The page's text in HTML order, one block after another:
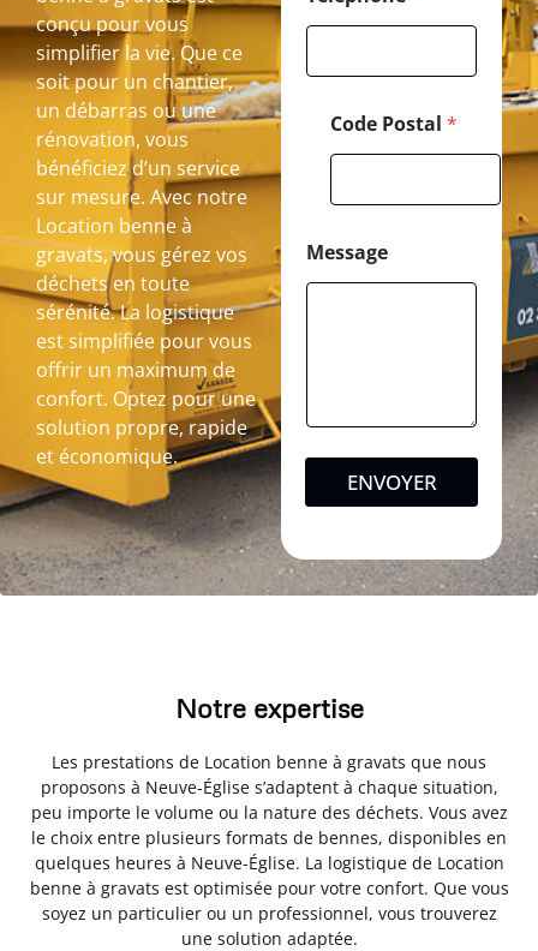
conçu pour vous
simplifier la vie. Que ce
soit pour un chantier,
un débarras ou une
rénovation, vous
bénéficiez d’un service
sur mesure. Avec notre
Location benne à
gravats, vous gérez vos
déchets en toute
sérénité. La logistique
est simplifiée pour vous
offrir un maximum de
confort. Optez pour une
solution propre, rapide
et économique.
Code Postal *
Message
ENVOYER
Notre expertise
Les prestations de Location benne à gravats que nous
proposons à Neuve-Église s’adaptent à chaque situation,
peu importe le volume ou la nature des déchets. Vous avez
le choix entre plusieurs formats de bennes, disponibles en
quelques heures à Neuve-Église. La logistique de Location
benne à gravats est optimisée pour votre confort. Que vous
soyez un particulier ou un professionnel, vous trouverez
une solution adaptée.